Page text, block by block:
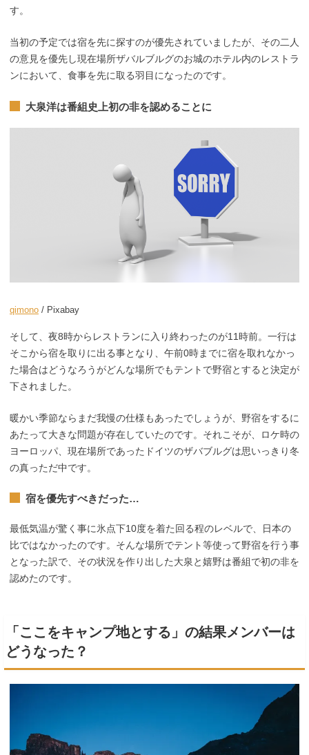
す。
当初の予定では宿を先に探すのが優先されていましたが、その二人
の意見を優先し現在場所ザバルブルグのお城のホテル内のレストラ
ンにおいて、食事を先に取る羽目になったのです。
大泉洋は番組史上初の非を認めることに
qimono / Pixabay
そして、夜8時からレストランに入り終わったのが11時前。一行は
そこから宿を取りに出る事となり、午前0時までに宿を取れなかっ
た場合はどうなろうがどんな場所でもテントで野宿とすると決定が
下されました。
暖かい季節ならまだ我慢の仕様もあったでしょうが、野宿をするに
あたって大きな問題が存在していたのです。それこそが、ロケ時の
ヨーロッパ、現在場所であったドイツのザバブルグは思いっきり冬
の真っただ中です。
宿を優先すべきだった…
最低気温が驚く事に氷点下10度を着た回る程のレベルで、日本の
比ではなかったのです。そんな場所でテント等使って野宿を行う事
となった訳で、その状況を作り出した大泉と嬉野は番組で初の非を
認めたのです。
「ここをキャンプ地とする」の結果メンバーは
どうなった？